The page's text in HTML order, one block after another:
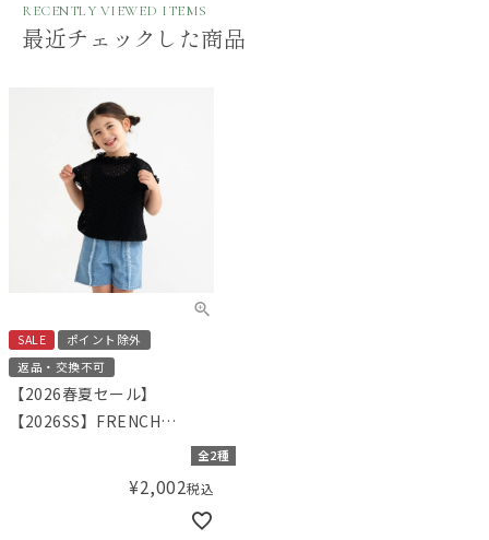
RECENTLY VIEWED ITEMS
最近チェックした商品
SALE
ポイント除外
返品・交換不可
【2026春夏セール】
【2026SS】FRENCH
全2種
¥2,002税込